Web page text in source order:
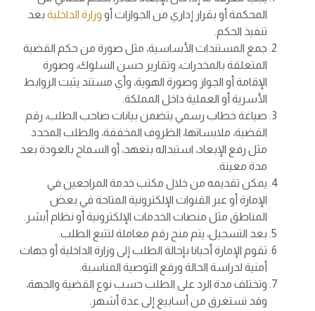
المحكمة أو بقرار إداري من الجوازات أو وزارة الداخلية بعد
تنفيذ الحكم.
جمع المستندات الأساسية، مثل صورة من حكم القضية
المتعلقة بالمخدرات، وتقارير حسن السلوك، وصورة
الإقامة أو الجواز وصورة الهوية، وأي مستند يثبت الروابط
الأسرية أو العملية داخل المملكة.
صياغة خطاب رسمي يتضمن بيانات صاحب الطلب، رقم
القضية، ملابساتها، الظروف المخففة، والطلب المحدد
مثل رفع الإبعاد، استبداله بتعهد، أو السماح بالعودة بعد
مدة معينة.
يمكن تقديمه من خلال مكتب خدمة المراجعين في
الإمارة أو عبر القنوات الإلكترونية المتاحة في بعض
المناطق مثل منصات الخدمات الإلكترونية أو نظام أبشر.
بعد التسجيل، يتم منح رقم معاملة لتتبع الطلب.
تقوم الإمارة أحيانا بإحالة الطلب إلى وزارة الداخلية أو جهات
أمنية لدراسة الحالة ورفع التوصية المناسبة.
وتختلف مدة الرد على الطلب حسب نوع القضية والجهة،
وقد تستغرق من أسابيع إلى عدة أشهر.